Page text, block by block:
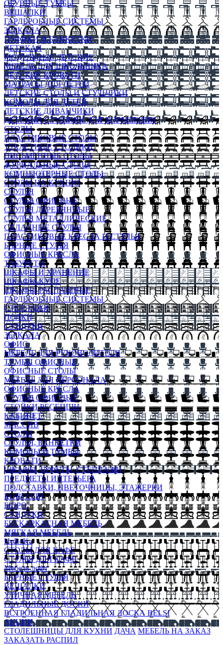
ОБУВНЫЕ ТУМБЫ
ВЕШАЛКИ
ГАРДЕРОБНЫЕ СИСТЕМЫ
ЗЕРКАЛА
ПУФИКИ И БАНКЕТКИ
ДЕТСКАЯ
МОДУЛЬНЫЕ ДЕТСКИЕ
МЕБЕЛЬ ДЛЯ ШКОЛЬНИКА
ДЕТСКИЕ КРОВАТИ
МАТРАСЫ ДЛЯ ДЕТЕЙ
ДЕТСКИЕ СТОЛЫ И СТУЛЬЧИКИ
КОМОДЫ ДЛЯ ДЕТЕЙ
ДЕТСКИЕ ДИВАНЧИКИ
ДЕТСКИЙ СТУЛЬЧИК ДЛЯ КОРМЛЕНИЯ
СТОЛЫ
ПЛАСТИКОВЫЕ СТОЛЫ
ТУАЛЕТНЫЕ СТОЛИКИ
ПИСЬМЕННЫЕ СТОЛЫ
ЖУРНАЛЬНЫЕ СТОЛЫ
КОМПЬЮТЕРНЫЕ СТОЛЫ
СТОЛЫ НА КУХНЮ
СТУЛЬЯ
СТУЛЬЯ ОФИСНЫЕ
СТУЛЬЯ ДЕРЕВЯННЫЕ
СТУЛЬЯ МЕТАЛЛИЧЕСКИЕ
СКЛАДНЫЕ СТУЛЬЯ
ПЛАСТИКОВЫЕ КРЕСЛА И СТУЛЬЯ
БАРНЫЕ СТУЛЬЯ
ОФИСНЫЕ КРЕСЛА
ТАБУРЕТЫ
ШКАФЫ И ХРАНЕНИЕ
ШКАФЫ-КУПЕ
ШКАФЫ-РАСПАШНЫЕ
ГАРДЕРОБНЫЕ СИСТЕМЫ
СТЕЛЛАЖИ
ПОЛКИ
СУНДУКИ
ЗЕРКАЛА
ОФИС
МЕБЕЛЬ ДЛЯ РУКОВОДИТЕЛЯ
ТУМБЫ ОФИСНЫЕ
ОФИСНЫЕ СТОЛЫ
МЕБЕЛЬ ДЛЯ ПЕРСОНАЛА
ОФИСНЫЕ КРЕСЛА
СТУЛЬЯ ОФИСНЫЕ
СТОЙКИ РЕСЕПШН
КАБИНЕТ
МАССИВ
СТОЛЫ
СТУЛЬЯ, БАНКЕТКИ
КОМОДЫ И ТУМБЫ
КРОВАТИ
ШКАФЫ, БУФЕТЫ, СТЕЛЛАЖИ
ПРЕДМЕТЫ ИНТЕРЬЕРА
ПОДСТАВКИ, ЦВЕТОЧНИЦЫ, ЭТАЖЕРКИ
КОНСОЛИ
БЮРО
СУНДУКИ
БЕСКАРКАСНАЯ МЕБЕЛЬ
МЯГКАЯ МЕБЕЛЬ
HoReKa
СТОЛЫ ДЛЯ КАФЕ
СТУЛЬЯ ДЛЯ КАФЕ
Мебель лофт
БАРНЫЕ СТУЛЬЯ
ВЕШАЛКИ
УЛИЧНАЯ МЕБЕЛЬ
ГЛАДИЛЬНЫЕ ДОСКИ
ВСТРОЕННАЯ ГЛАДИЛЬНАЯ ДОСКА BELSI
АКЦИИ
СТОЛЕШНИЦЫ ДЛЯ КУХНИ ДАЧА МЕБЕЛЬ НА ЗАКАЗ
ЗАКАЗАТЬ РАСПИЛ